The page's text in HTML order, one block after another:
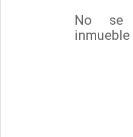
No se
inmueble